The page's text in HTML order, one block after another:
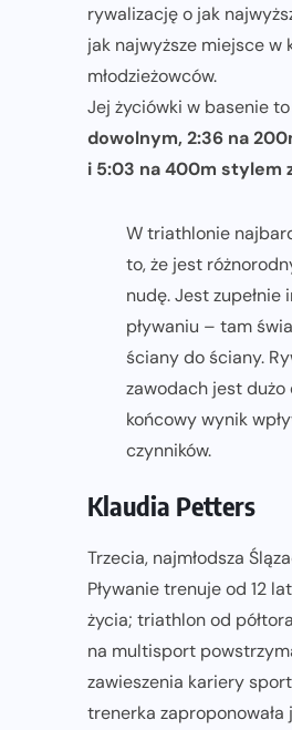
rywalizację o jak
jak najwyższe miejsce w
młodzieżowców.
Jej życiówki w basenie to
dowolnym, 2:36 na
i 5:03 na 400m stylem
W triathlonie
to, że jest
nudę. Jest zupełnie
pływaniu – tam
ściany do ściany.
zawodach jest dużo
końcowy wynik
czynników.
Klaudia Petters
Trzecia, najmłodsza
Pływanie trenuje od 12
życia; triathlon od
na multisport
zawieszenia kariery
trenerka zaproponowała